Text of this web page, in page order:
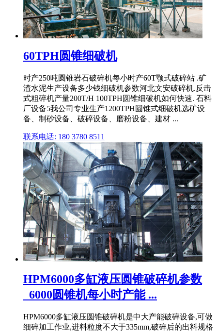
60TPH圆锥细破机
时产250吨圆锥岩石破碎机每小时产60T颚式破碎站 .矿
渣水泥生产设备多少钱细破机参数河北文安破碎机.反击
式粗碎机产量200T/H 100TPH圆锥细破机如何快速. 石料
厂设备5我公司专业生产1200TPH圆锥式细破机选矿设
备、制砂设备、破碎设备、磨粉设备、建材 ...
联系电话: 180 3780 8511
HPM6000多缸液压圆锥破碎机参数
_6000圆锥机每小时产能 ...
HPM6000多缸液压圆锥破碎机是中大产能破碎设备,可做
细碎加工作业,进料粒度不大于335mm,破碎后的出料规格